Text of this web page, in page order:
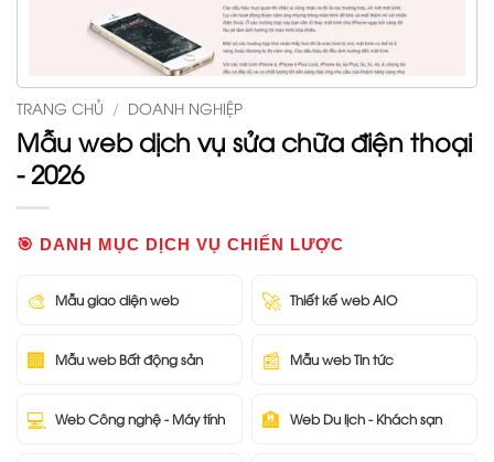
TRANG CHỦ / DOANH NGHIỆP
Mẫu web dịch vụ sửa chữa điện thoại
- 2026
🎯 DANH MỤC DỊCH VỤ CHIẾN LƯỢC
🎨 Mẫu giao diện web 🚀 Thiết kế web AIO
🏢 Mẫu web Bất động sản 📰 Mẫu web Tin tức
💻 Web Công nghệ - Máy tính 🏨 Web Du lịch - Khách sạn